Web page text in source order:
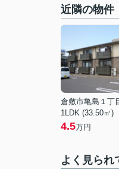
近隣の物件
倉敷市亀島１丁
1LDK (33.50㎡)
4.5万円
よく見られ